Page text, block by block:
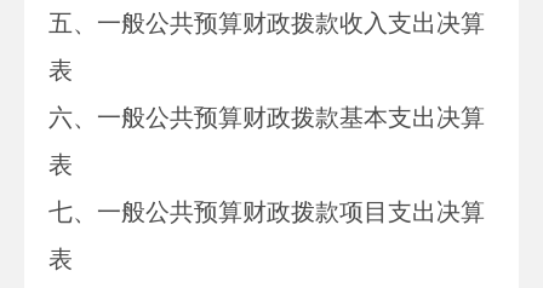
五、一般公共预算财政拨款收入支出决算
表
六、一般公共预算财政拨款基本支出决算
表
七、 一般公共预算财政拨款项目支出决算
表